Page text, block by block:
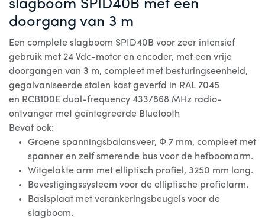
slagboom SPID40B met een
doorgang van 3 m
Een complete slagboom SPID40B voor zeer intensief
gebruik met 24 Vdc-motor en encoder, met een vrije
doorgangen van 3 m, compleet met besturingseenheid,
gegalvaniseerde stalen kast geverfd in RAL 7045
en RCB100E dual-frequency 433/868 MHz radio-
ontvanger met geïntegreerde Bluetooth
Bevat ook:
Groene spanningsbalansveer, Ф 7 mm, compleet met
spanner en zelf smerende bus voor de hefboomarm.
Witgelakte arm met elliptisch profiel, 3250 mm lang.
Bevestigingssysteem voor de elliptische profielarm.
Basisplaat met verankeringsbeugels voor de
slagboom.